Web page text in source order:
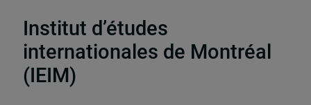
Institut d’études
internationales de Montréal
(IEIM)